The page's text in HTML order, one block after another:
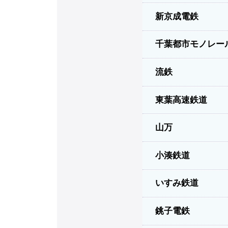
新京成電鉄
千葉都市モノレー
流鉄
東葉高速鉄道
山万
小湊鉄道
いすみ鉄道
銚子電鉄